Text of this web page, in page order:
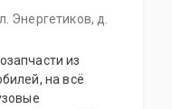
Энергетиков, д.
из
на всё